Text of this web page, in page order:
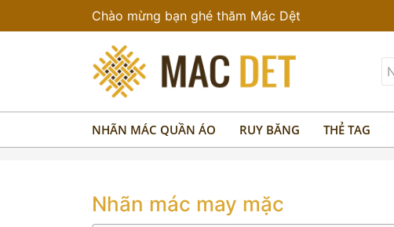
Chào mừng bạn ghé thăm Mác Dệt
NHÃN MÁC QUẦN ÁO RUY BĂNG THẺ TAG
Nhãn mác may mặc